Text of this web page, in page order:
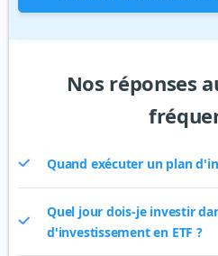
Nos réponses
Quand exécuter un plan
Quel jour dois-je investir
d'investissement en ETF ?